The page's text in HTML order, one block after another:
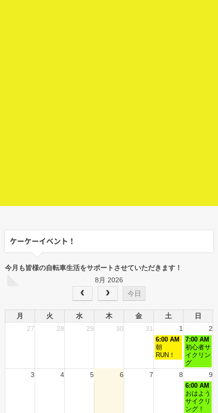
ケーケーイベント！
今月も皆様の自転車生活をサポートさせていただきます！
8月 2026
今日
月 火 水 木 金 土
日
27
28 29 30 31 1 2
6:00 AM
朝
RUN！
7:00 AM
初心者サ
イクリン
グ
3 4 5 6 7 8 9
6:00 AM
おはよう
サイクリ
ング！